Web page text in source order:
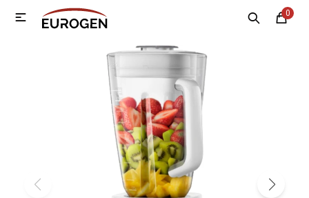
0
 MI CUENTA
Nosotros Sucursales
Electrodomésticos